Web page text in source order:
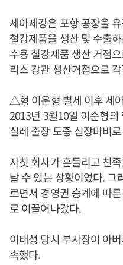
세아제강은 포항 공장을
철강제품을 생산 및 수출
수용 철강제품 생산 거점
리스 강관 생산거점으로
△형 이운형 별세 이후 세
2013년 3월10일 이순형의
칠레 출장 도중 심장마비
자칫 회사가 흔들리고 친
날 수 있는 상황이었다. 그
르면서 경영권 승계에 따
로 이끌어나갔다.
이태성 당시 부사장이 아
속했다.